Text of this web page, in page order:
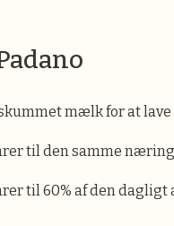
mælk for at lave
til den samme
til 60% af den